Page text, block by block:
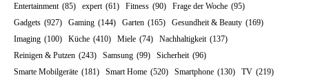
Entertainment (85) expert (61) Fitness (90) Frage der Woche (95)
Gadgets (927) Gaming (144) Garten (165) Gesundheit & Beauty (169)
Imaging (100) Küche (410) Miele (74) Nachhaltigkeit (137)
Reinigen & Putzen (243) Samsung (99) Sicherheit (96)
Smarte Mobilgeräte (181) Smart Home (520) Smartphone (130) TV (219)